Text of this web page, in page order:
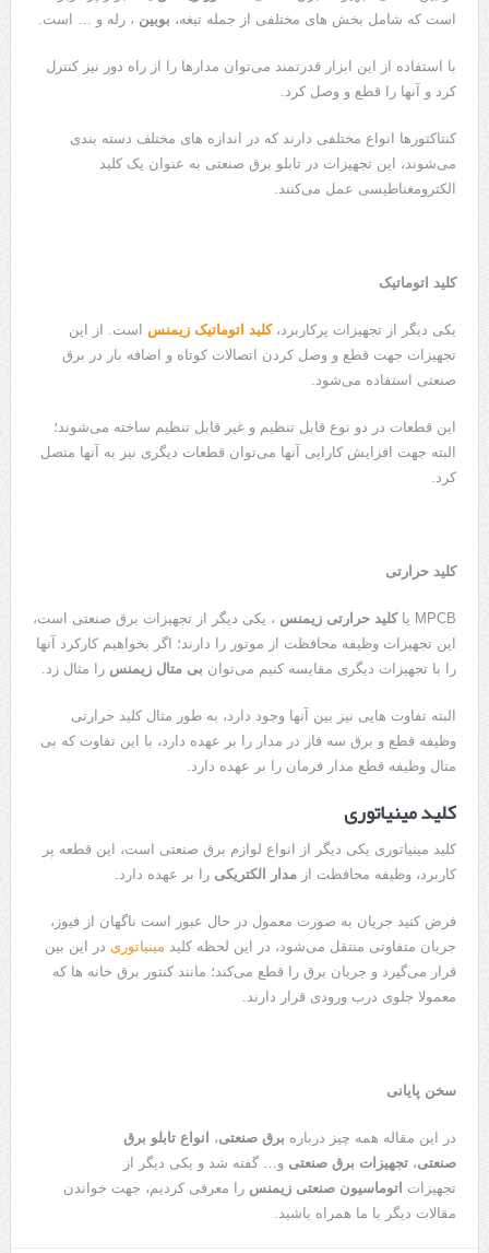
است که شامل بخش های مختلفی از جمله تیغه، بوبین ، رله و … است.
با استفاده از این ابزار قدرتمند می‌توان مدارها را از راه دور نیز کنترل
کرد و آنها را قطع و وصل کرد.
کنتاکتورها انواع مختلفی دارند که در اندازه های مختلف دسته بندی
می‌شوند، این تجهیزات در تابلو برق صنعتی به عنوان یک کلید
الکترومغناطیسی عمل می‌کنند.
کلید اتوماتیک
یکی دیگر از تجهیزات پرکاربرد،کلید اتوماتیک زیمنس است. از این
تجهیزات جهت قطع و وصل کردن اتصالات کوتاه و اضافه بار در برق
صنعتی استفاده می‌شود.
این قطعات در دو نوع قابل تنظیم و غیر قابل تنظیم ساخته می‌شوند؛
البته جهت افزایش کارایی آنها می‌توان قطعات دیگری نیز به آنها متصل
کرد.
کلید حرارتی
MPCB یا کلید حرارتی زیمنس ، یکی دیگر از تجهیزات برق صنعتی است،
این تجهیزات وظیفه محافظت از موتور را دارند؛ اگر بخواهیم کارکرد آنها
را با تجهیزات دیگری مقایسه کنیم می‌توان بی متال زیمنس را مثال زد.
البته تفاوت هایی نیز بین آنها وجود دارد، به طور مثال کلید حرارتی
وظیفه قطع و برق سه فاز در مدار را بر عهده دارد، با این تفاوت که بی
متال وظیفه قطع مدار فرمان را بر عهده دارد.
کلید مینیاتوری
کلید مینیاتوری یکی دیگر از انواع لوازم برق صنعتی است، این قطعه پر
کاربرد، وظیفه محافظت از مدار الکتریکی را بر عهده دارد.
فرض کنید جریان به صورت معمول در حال عبور است ناگهان از فیوز،
جریان متفاوتی منتقل می‌شود، در این لحظه کلید مینیاتوری در این بین
قرار می‌گیرد و جریان برق را قطع می‌کند؛ مانند کنتور برق خانه ها که
معمولا جلوی درب ورودی قرار دارند.
سخن پایانی
در این مقاله همه چیز درباره برق صنعتی،
انواع تابلو برق
صنعتی، تجهیزات برق صنعتی و… گفته شد و یکی دیگر از
تجهیزات اتوماسیون صنعتی زیمنس را معرفی کردیم، جهت خواندن
مقالات دیگر با ما همراه باشید.